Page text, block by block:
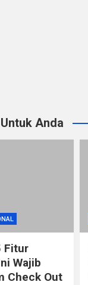
Anda
Fitur
Wajib
Check Out